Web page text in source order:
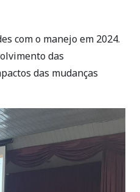
com o manejo em 2024.
das
das mudanças